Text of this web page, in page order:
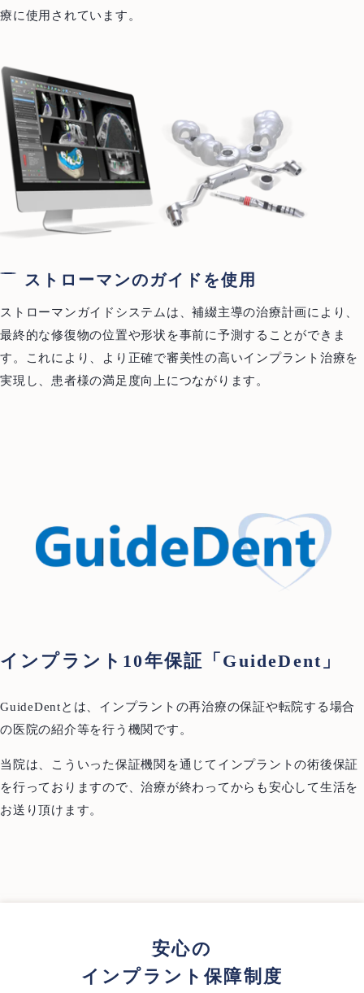
療に使用されています。
ストローマンのガイドを使用
ストローマンガイドシステムは、補綴主導の治療計画により、
最終的な修復物の位置や形状を事前に予測することができま
す。これにより、より正確で審美性の高いインプラント治療を
実現し、患者様の満足度向上につながります。
インプラント10年保証「GuideDent」
GuideDentとは、インプラントの再治療の保証や転院する場合
の医院の紹介等を行う機関です。
当院は、こういった保証機関を通じてインプラントの術後保証
を行っておりますので、治療が終わってからも安心して生活を
お送り頂けます。
安心の
インプラント保障制度